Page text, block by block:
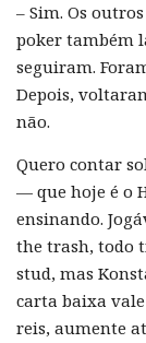
– Sim. Os
poker também
seguiram.
Depois,
não.
Quero contar
— que hoje é o
ensinando.
the trash, todo
stud, mas
carta baixa vale
reis, aumente